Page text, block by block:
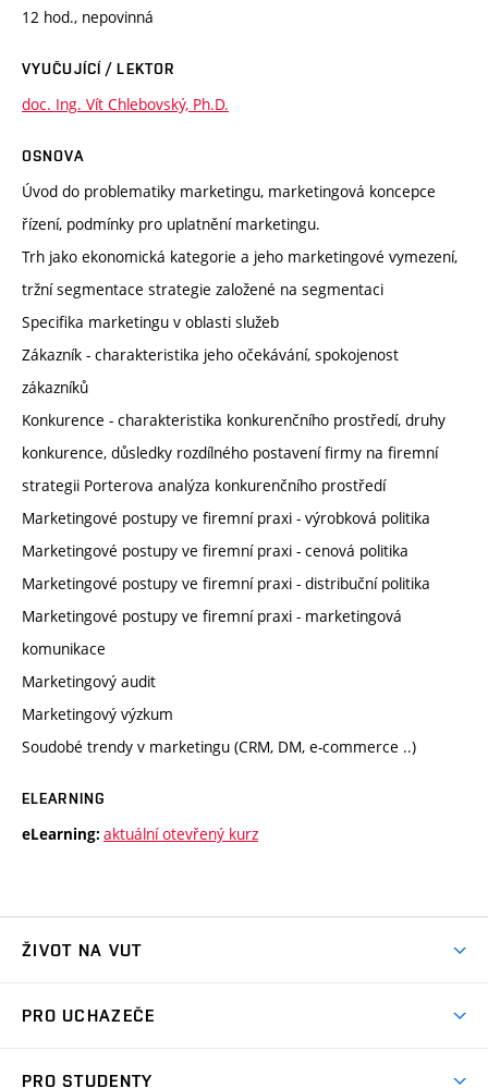
12 hod., nepovinná
VYUČUJÍCÍ / LEKTOR
doc. Ing. Vít Chlebovský, Ph.D.
OSNOVA
Úvod do problematiky marketingu, marketingová koncepce
řízení, podmínky pro uplatnění marketingu.
Trh jako ekonomická kategorie a jeho marketingové vymezení,
tržní segmentace strategie založené na segmentaci
Specifika marketingu v oblasti služeb
Zákazník - charakteristika jeho očekávání, spokojenost
zákazníků
Konkurence - charakteristika konkurenčního prostředí, druhy
konkurence, důsledky rozdílného postavení firmy na firemní
strategii Porterova analýza konkurenčního prostředí
Marketingové postupy ve firemní praxi - výrobková politika
Marketingové postupy ve firemní praxi - cenová politika
Marketingové postupy ve firemní praxi - distribuční politika
Marketingové postupy ve firemní praxi - marketingová
komunikace
Marketingový audit
Marketingový výzkum
Soudobé trendy v marketingu (CRM, DM, e-commerce ..)
ELEARNING
eLearning: aktuální otevřený kurz
ŽIVOT NA VUT
Koleje
PRO UCHAZEČE
PRO STUDENTY